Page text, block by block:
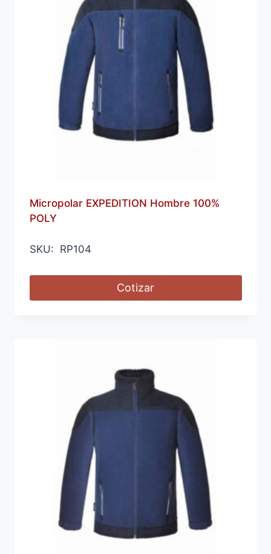
Micropolar EXPEDITION Hombre 100%
POLY
SKU: RP104
Cotizar